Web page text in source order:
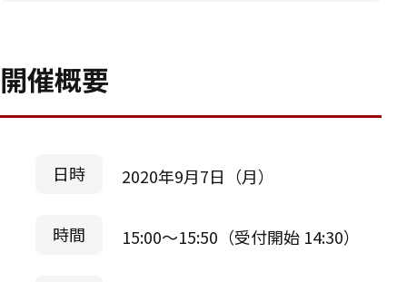
開催概要
日時 2020年9月7日（月）
時間 15:00～15:50（受付開始 14:30）